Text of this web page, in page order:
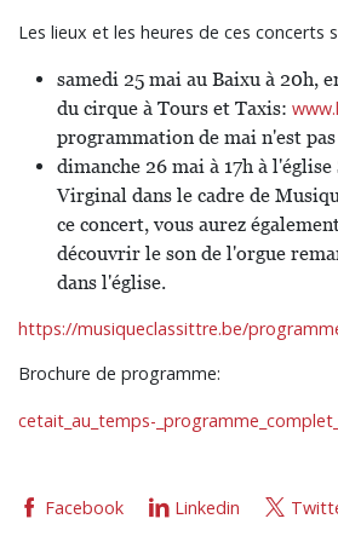
Les lieux et les heures de ces concerts
samedi 25 mai au Baixu à 20h,
du cirque à Tours et Taxis:
programmation de mai n'est
dimanche 26 mai à 17h à
Virginal dans le cadre de
ce concert, vous aurez
découvrir le son de l'orgue
dans l'église.
https://musiqueclassittre.be/
Brochure de programme:
cetait_au_temps-
Facebook Linkedin